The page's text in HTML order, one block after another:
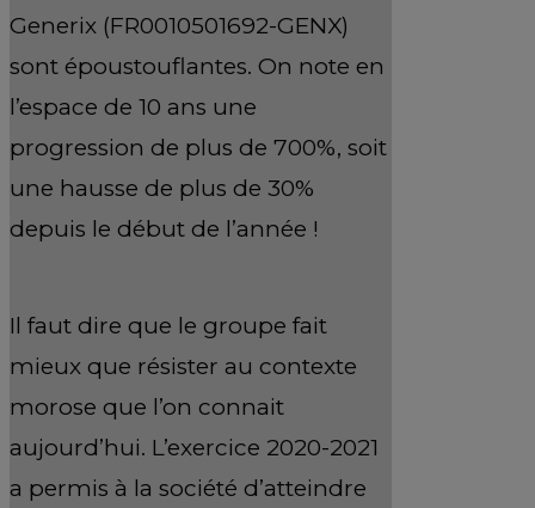
Generix (FR0010501692-GENX)
sont époustouflantes. On note en
l’espace de 10 ans une
progression de plus de 700%, soit
une hausse de plus de 30%
depuis le début de l’année !
Il faut dire que le groupe fait
mieux que résister au contexte
morose que l’on connait
aujourd’hui. L’exercice 2020-2021
a permis à la société d’atteindre